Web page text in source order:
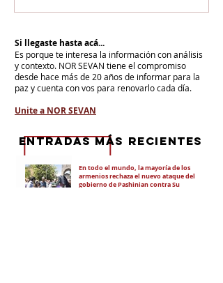
Si llegaste hasta acá...
Es porque te interesa la información con análisis
y contexto. NOR SEVAN tiene el compromiso
desde hace más de 20 años de informar para la
paz y cuenta con vos para renovarlo cada día.
Unite a NOR SEVAN
En todo el mundo, la mayoría de los
armenios rechaza el nuevo ataque del
gobierno de Pashinian contra Su
eNTRADAS MÁS RECIENTES